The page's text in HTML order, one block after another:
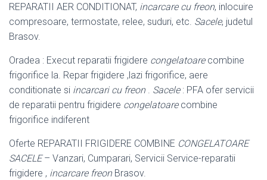
REPARATII AER CONDITIONAT, incarcare cu freon, inlocuire
compresoare, termostate, relee, suduri, etc. Sacele, judetul
Brasov.
Oradea : Execut reparatii frigidere congelatoarecombine
frigorifice la. Repar frigidere ,lazi frigorifice, aere
conditionate si incarcari cu freon. Sacele: PFA ofer servicii
de reparatii pentru frigidere congelatoarecombine
frigorifice indiferent
Oferte REPARATII FRIGIDERE COMBINE CONGELATOARE
SACELE– Vanzari, Cumparari, Servicii Service-reparatii
frigidere , incarcare freonBrasov.